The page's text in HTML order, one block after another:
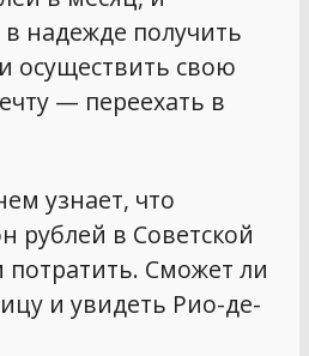
надежде получить
осуществить свою
— переехать в
узнает, что
рублей в Советской
потратить. Сможет ли
и увидеть Рио-де-